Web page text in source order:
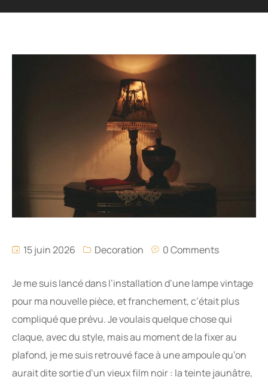
15 juin 2026 Decoration 0 Comments
Je me suis lancé dans l’installation d’une lampe vintage
pour ma nouvelle pièce, et franchement, c’était plus
compliqué que prévu. Je voulais quelque chose qui
claque, avec du style, mais au moment de la fixer au
plafond, je me suis retrouvé face à une ampoule qu’on
aurait dite sortie d’un vieux film noir : la teinte jaunâtre,